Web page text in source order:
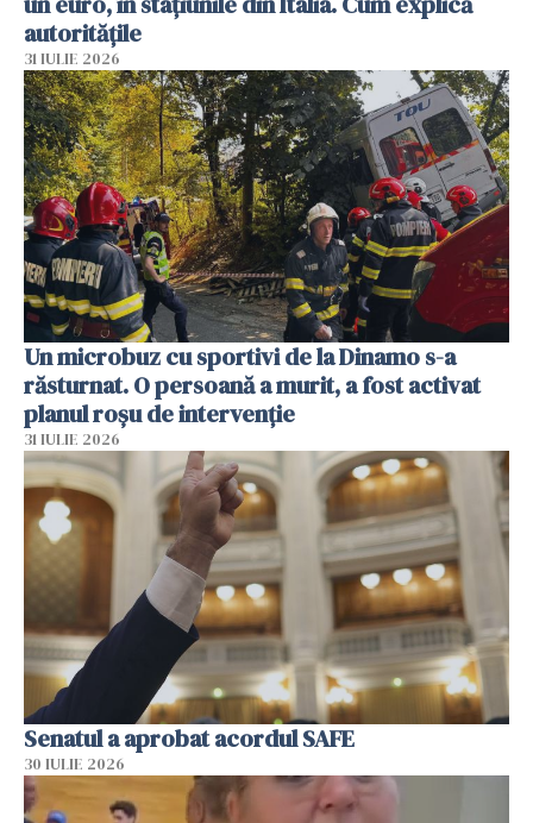
autoritățile
31 IULIE 2026
Un microbuz cu sportivi de la Dinamo s-a
răsturnat. O persoană a murit, a fost activat
planul roșu de intervenție
31 IULIE 2026
Senatul a aprobat acordul SAFE
30 IULIE 2026